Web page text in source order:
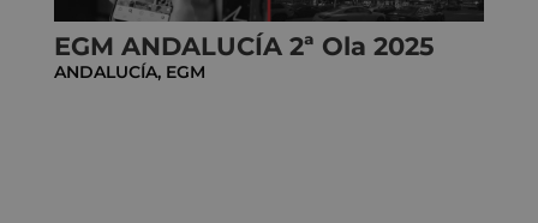
EGM ANDALUCÍA 2ª Ola 2025
ANDALUCÍA, EGM